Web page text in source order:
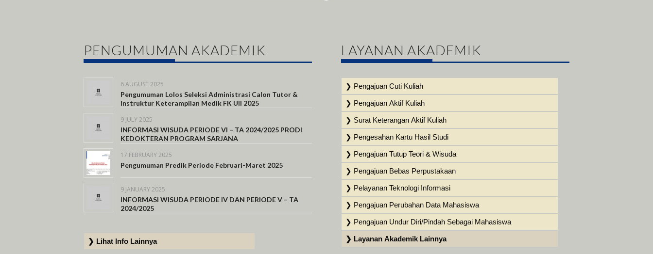
PENGUMUMAN AKADEMIK
6 AUGUST 2025
Pengumuman Lolos Seleksi Administrasi Calon Tutor &
Instruktur Keterampilan Medik FK UII 2025
9 JULY 2025
INFORMASI WISUDA PERIODE VI – TA 2024/2025 PRODI
KEDOKTERAN PROGRAM SARJANA
17 FEBRUARY 2025
Pengumuman Predik Periode Februari-Maret 2025
9 JANUARY 2025
INFORMASI WISUDA PERIODE IV DAN PERIODE V – TA
2024/2025
LAYANAN AKADEMIK